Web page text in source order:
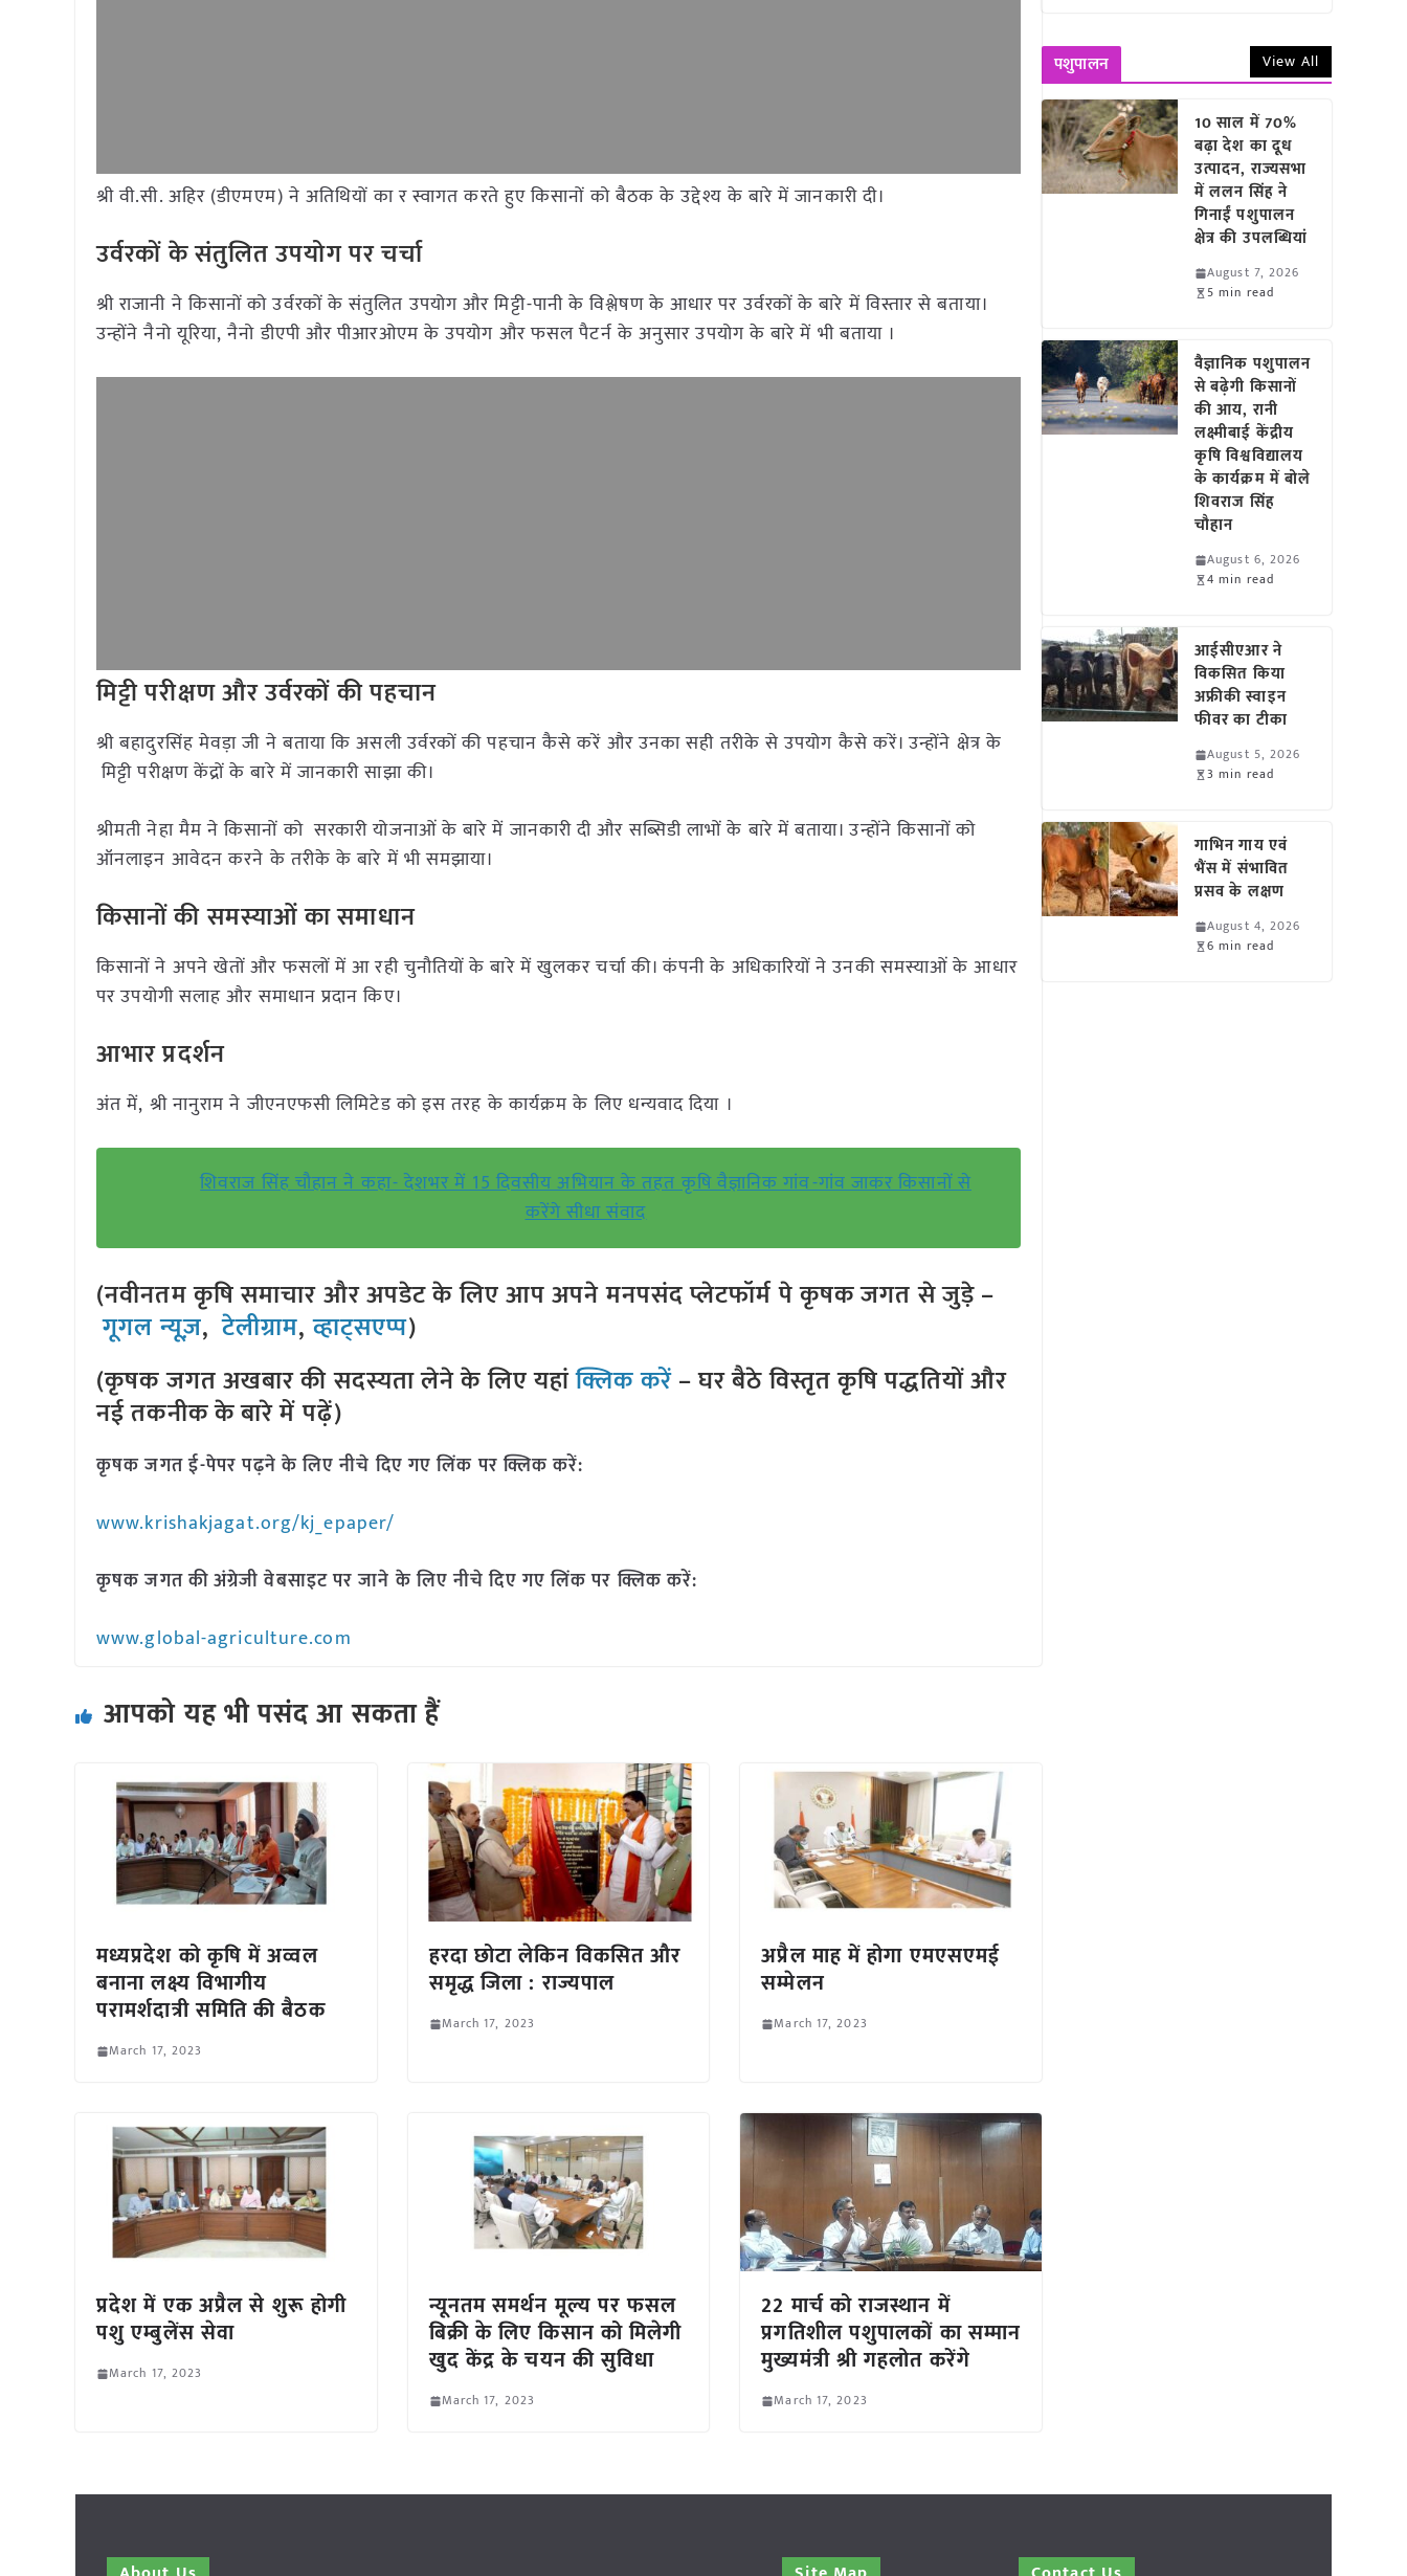
श्री वी.सी. अहिर (डीएमएम) ने अतिथियों का र स्वागत करते हुए किसानों को बैठक के उद्देश्य के बारे में जानकारी दी।
उर्वरकों के संतुलित उपयोग पर चर्चा
श्री राजानी ने किसानों को उर्वरकों के संतुलित उपयोग और मिट्टी-पानी के विश्लेषण के आधार पर उर्वरकों के बारे में विस्तार से बताया।
उन्होंने नैनो यूरिया, नैनो डीएपी और पीआरओएम के उपयोग और फसल पैटर्न के अनुसार उपयोग के बारे में भी बताया ।
मिट्टी परीक्षण और उर्वरकों की पहचान
श्री बहादुरसिंह मेवड़ा जी ने बताया कि असली उर्वरकों की पहचान कैसे करें और उनका सही तरीके से उपयोग कैसे करें। उन्होंने क्षेत्र के
मिट्टी परीक्षण केंद्रों के बारे में जानकारी साझा की।
श्रीमती नेहा मैम ने किसानों को सरकारी योजनाओं के बारे में जानकारी दी और सब्सिडी लाभों के बारे में बताया। उन्होंने किसानों को
ऑनलाइन आवेदन करने के तरीके के बारे में भी समझाया।
किसानों की समस्याओं का समाधान
किसानों ने अपने खेतों और फसलों में आ रही चुनौतियों के बारे में खुलकर चर्चा की। कंपनी के अधिकारियों ने उनकी समस्याओं के आधार
पर उपयोगी सलाह और समाधान प्रदान किए।
आभार प्रदर्शन
अंत में, श्री नानुराम ने जीएनएफसी लिमिटेड को इस तरह के कार्यक्रम के लिए धन्यवाद दिया ।
शिवराज सिंह चौहान ने कहा- देशभर में 15 दिवसीय अभियान के तहत कृषि वैज्ञानिक गांव-गांव जाकर किसानों से
करेंगे सीधा संवाद
(नवीनतम कृषि समाचार और अपडेट के लिए आप अपने मनपसंद प्लेटफॉर्म पे कृषक जगत से जुड़े –
गूगल न्यूज़,टेलीग्राम,व्हाट्सएप्प)
(कृषक जगत अखबार की सदस्यता लेने के लिए यहांक्लिक करें– घर बैठे विस्तृत कृषि पद्धतियों और
नई तकनीक के बारे में पढ़ें)
कृषक जगत ई-पेपर पढ़ने के लिए नीचे दिए गए लिंक पर क्लिक करें:
www.krishakjagat.org/kj_epaper/
कृषक जगत की अंग्रेजी वेबसाइट पर जाने के लिए नीचे दिए गए लिंक पर क्लिक करें:
www.global-agriculture.com
आपको यह भी पसंद आ सकता हैं
मध्यप्रदेश को कृषि में अव्वल
बनाना लक्ष्य विभागीय
परामर्शदात्री समिति की बैठक
March 17, 2023
हरदा छोटा लेकिन विकसित और
समृद्ध जिला : राज्यपाल
March 17, 2023
अप्रैल माह में होगा एमएसएमई
सम्मेलन
March 17, 2023
प्रदेश में एक अप्रैल से शुरू होगी
पशु एम्बुलेंस सेवा
March 17, 2023
न्यूनतम समर्थन मूल्य पर फसल
बिक्री के लिए किसान को मिलेगी
खुद केंद्र के चयन की सुविधा
March 17, 2023
22 मार्च को राजस्थान में
प्रगतिशील पशुपालकों का सम्मान
मुख्यमंत्री श्री गहलोत करेंगे
March 17, 2023
पशुपालन View All
10 साल में 70%
बढ़ा देश का दूध
उत्पादन, राज्यसभा
में ललन सिंह ने
गिनाईं पशुपालन
क्षेत्र की उपलब्धियां
August 7, 2026
5 min read
वैज्ञानिक पशुपालन
से बढ़ेगी किसानों
की आय, रानी
लक्ष्मीबाई केंद्रीय
कृषि विश्वविद्यालय
के कार्यक्रम में बोले
शिवराज सिंह
चौहान
August 6, 2026
4 min read
आईसीएआर ने
विकसित किया
अफ्रीकी स्वाइन
फीवर का टीका
August 5, 2026
3 min read
गाभिन गाय एवं
भैंस में संभावित
प्रसव के लक्षण
August 4, 2026
6 min read